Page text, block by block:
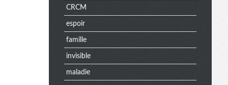
CRCM
espoir
famille
invisible
maladie